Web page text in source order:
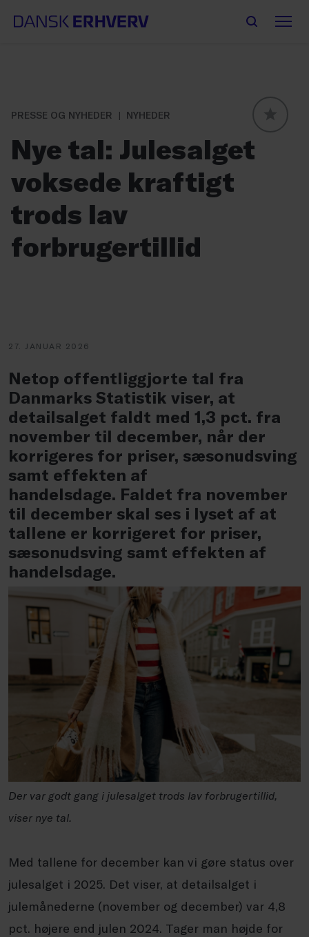
PRESSE OG NYHEDER
NYHEDER
Nye tal: Julesalget
voksede kraftigt
trods lav
forbrugertillid
27. JANUAR 2026
Netop offentliggjorte tal fra
Danmarks Statistik viser, at
detailsalget faldt med 1,3 pct. fra
november til december, når der
korrigeres for priser, sæsonudsving
samt effekten af
handelsdage. Faldet fra november
til december skal ses i lyset af at
tallene er korrigeret for priser,
sæsonudsving samt effekten af
handelsdage.
Der var godt gang i julesalget trods lav forbrugertillid,
viser nye tal.
Med tallene for december kan vi gøre status over
julesalget i 2025. Det viser, at detailsalget i
julemånederne (november og december) var 4,8
pct. højere end julen 2024. Tager man højde for